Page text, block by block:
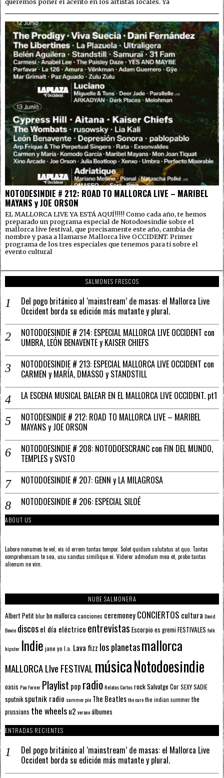
NOTODESINDIE # 212: ROAD TO MALLORCA LIVE – MARIBEL
MAYANS y JOE ORSON
EL MALLORCA LIVE YA ESTÁ AQUÍ!!!!! Como cada año, te hemos
preparado un programa especial de Notodoesindie sobre el
mallorca live festival, que precisamente este año, cambia de
nombre y pasa a llamarse Mallorca live OCCIDENT. Primer
programa de los tres especiales que tenemos para ti sobre el
evento cultural
SALMONES FRESCOS
Del pogo británico al ‘mainstream’ de masas: el Mallorca Live
Occident borda su edición más mutante y plural.
NOTODOESINDIE # 214: ESPECIAL MALLORCA LIVE OCCIDENT con
UMBRA, LEÓN BENAVENTE y KAISER CHIEFS
NOTODOESINDIE # 213: ESPECIAL MALLORCA LIVE OCCIDENT con
CARMEN y MARÍA, DMASSO y STANDSTILL
LA ESCENA MUSICAL BALEAR EN EL MALLORCA LIVE OCCIDENT. pt1
NOTODESINDIE # 212: ROAD TO MALLORCA LIVE – MARIBEL
MAYANS y JOE ORSON
NOTODOESINDIE # 208: NOTODOESCRANC con FIN DEL MUNDO,
TEMPLES y SVSTO
NOTODOESINDIE # 207: GENN y LA MILAGROSA
NOTODOESINDIE # 206: ESPECIAL SILOÉ
ABOUT US
Labore nonumes te vel, vis id errem tantas tempor. Solet quidam salutatus at quo. Tantas
comprehensam te sea, usu sanctus similique ei. Viderer admodum mea et, probo tantas
alienum ne vim.
NUBE SALMONERA
Albert Petitblurbn mallorcacanciones ceremoneyCONCIERTOS cultura David
Bowie discosel día eléctrico entrevistas Escorpioes gremiFESTIVALES folk
hipster Indie jane yo l.a. Lava fizz los planetasmallorca
MALLORCA LIve FESTIVAL músicaNotodoesindie
oasis Pau Forner Playlist pop radioRelatos CortosrockSalvatge CorSEXY SADIE
sputnik sputnik radio summer pie The Beatlesthe curethe indian summerthe
prussians the wheelsu2 veranoálbumes
ENTRADAS RECIENTES
Del pogo británico al ‘mainstream’ de masas: el Mallorca Live
Occident borda su edición más mutante y plural.